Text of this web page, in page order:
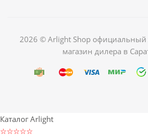
2026 © Arlight Shop официальный
магазин дилера в
Каталог Arlight
☆☆☆☆☆